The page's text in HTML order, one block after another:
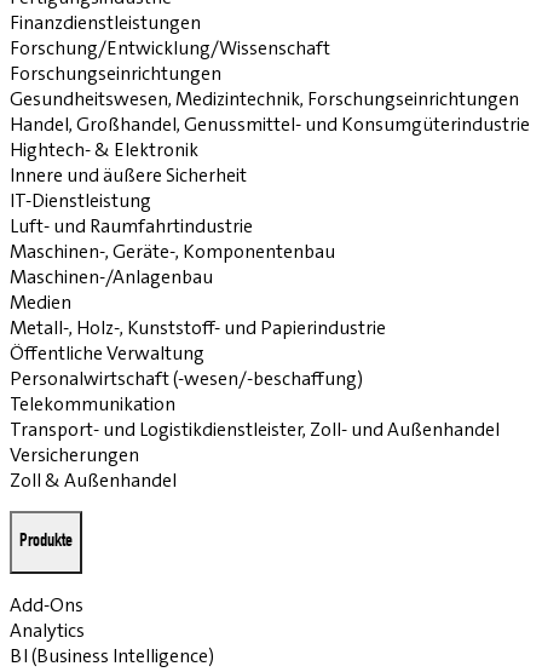
Finanzdienstleistungen
Forschung/Entwicklung/Wissenschaft
Forschungseinrichtungen
Gesundheitswesen, Medizintechnik, Forschungseinrichtungen
Handel, Großhandel, Genussmittel- und Konsumgüterindustrie
Hightech- & Elektronik
Innere und äußere Sicherheit
IT-Dienstleistung
Luft- und Raumfahrtindustrie
Maschinen-, Geräte-, Komponentenbau
Maschinen-/Anlagenbau
Medien
Metall-, Holz-, Kunststoff- und Papierindustrie
Öffentliche Verwaltung
Personalwirtschaft (-wesen/-beschaffung)
Telekommunikation
Transport- und Logistikdienstleister, Zoll- und Außenhandel
Versicherungen
Zoll & Außenhandel
Produkte
Add-Ons
Analytics
BI (Business Intelligence)